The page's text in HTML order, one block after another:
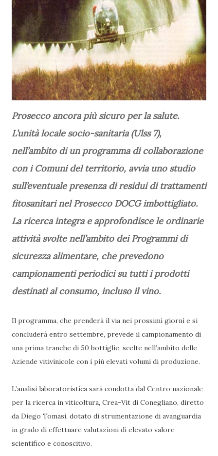
Prosecco ancora più sicuro per la salute.
L’unità locale socio-sanitaria (Ulss 7),
nell’ambito di un programma di collaborazione
con i Comuni del territorio, avvia uno studio
sull’eventuale presenza di residui di trattamenti
fitosanitari nel Prosecco DOCG imbottigliato.
La ricerca integra e approfondisce le ordinarie
attività svolte nell’ambito dei Programmi di
sicurezza alimentare, che prevedono
campionamenti periodici su tutti i prodotti
destinati al consumo, incluso il vino.
Il programma, che prenderà il via nei prossimi giorni e si
concluderà entro settembre, prevede il campionamento di
una prima tranche di 50 bottiglie, scelte nell’ambito delle
Aziende vitivinicole con i più elevati volumi di produzione.
L’analisi laboratoristica sarà condotta dal Centro nazionale
per la ricerca in viticoltura, Crea-Vit di Conegliano, diretto
da Diego Tomasi, dotato di strumentazione di avanguardia
in grado di effettuare valutazioni di elevato valore
scientifico e conoscitivo.